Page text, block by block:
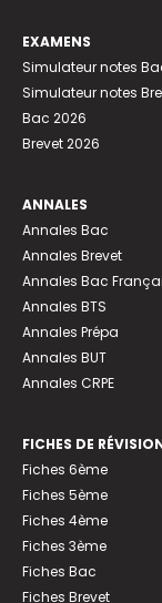
EXAMENS
Simulateur notes
Simulateur notes
Bac 2026
Brevet 2026
ANNALES
Annales Bac
Annales Brevet
Annales Bac
Annales BTS
Annales Prépa
Annales BUT
Annales CRPE
FICHES DE
Fiches 6ème
Fiches 5ème
Fiches 4ème
Fiches 3ème
Fiches Bac
Fiches Brevet